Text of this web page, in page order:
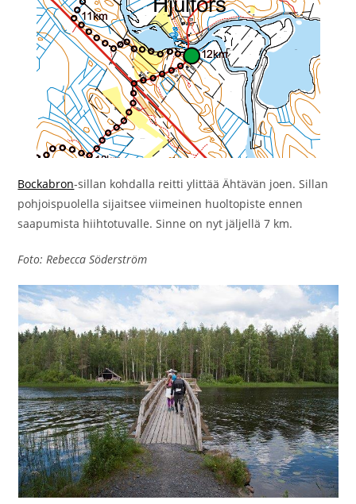
Bockabron-sillan kohdalla reitti ylittää Ähtävän joen. Sillan
pohjoispuolella sijaitsee viimeinen huoltopiste ennen
saapumista hiihtotuvalle. Sinne on nyt jäljellä 7 km.
Foto: Rebecca Söderström